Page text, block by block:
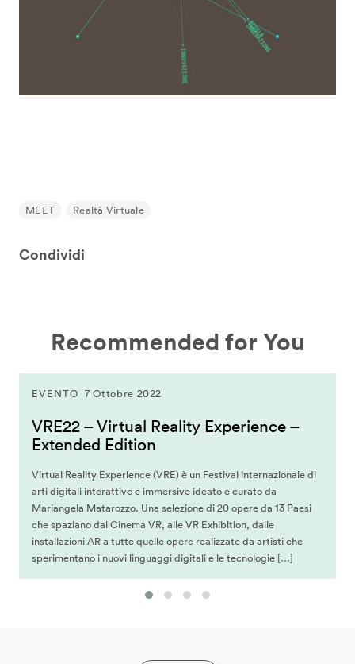
MEET Realtà Virtuale
Condividi
Recommended for You
EVENTO 7 Ottobre 2022
VRE22 – Virtual Reality Experience –
Extended Edition
Virtual Reality Experience (VRE) è un Festival internazionale di
arti digitali interattive e immersive ideato e curato da
Mariangela Matarozzo. Una selezione di 20 opere da 13 Paesi
che spaziano dal Cinema VR, alle VR Exhibition, dalle
installazioni AR a tutte quelle opere realizzate da artisti che
sperimentano i nuovi linguaggi digitali e le tecnologie […]